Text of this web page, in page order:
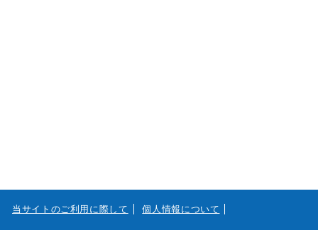
当サイトのご利用に際して 個人情報について